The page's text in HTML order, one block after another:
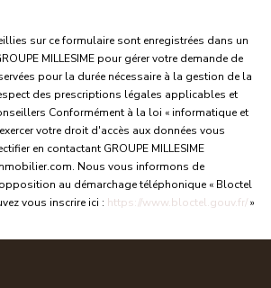
sur ce formulaire sont enregistrées dans un
MILLESIME pour gérer votre demande de
pour la durée nécessaire à la gestion de la
des prescriptions légales applicables et
Conformément à la loi « informatique et
votre droit d'accès aux données vous
en contactant GROUPE MILLESIME
Nous vous informons de
au démarchage téléphonique « Bloctel
vous inscrire ici : https://www.bloctel.gouv.fr/»